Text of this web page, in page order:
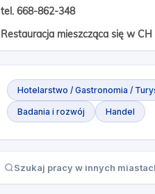
tel. 668-862-348
Restauracja mieszcząca się w
Hotelarstwo / Gastronomia /
Badania i rozwój Handel
Szukaj pracy w innych